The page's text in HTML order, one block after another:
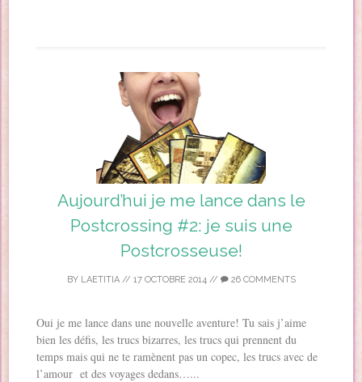
Aujourd’hui je me lance dans le
Postcrossing #2: je suis une
Postcrosseuse!
BY LAETITIA// 17 OCTOBRE 2014 // 26 COMMENTS
Oui je me lance dans une nouvelle aventure! Tu sais j’aime
bien les défis, les trucs bizarres, les trucs qui prennent du
temps mais qui ne te ramènent pas un copec, les trucs avec de
l’amour et des voyages dedans…...